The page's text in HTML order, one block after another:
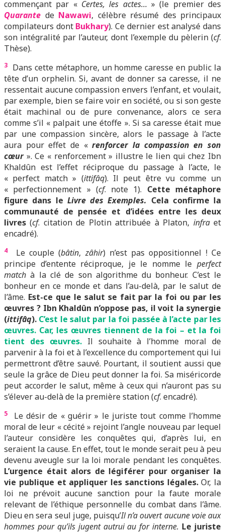
commençant par « Certes, les actes… » (le premier des
Quarante de Nawawi, célèbre résumé des principaux
compilateurs dont Bukhary). Ce dernier est analysé dans
son intégralité par l’auteur, dont l’exemple du pèlerin (cf.
Thèse).
3
Dans cette métaphore, un homme caresse en public la
tête d’un orphelin. Si, avant de donner sa caresse, il ne
ressentait aucune compassion envers l’enfant, et voulait,
par exemple, bien se faire voir en société, ou si son geste
était machinal ou de pure convenance, alors ce sera
comme s’il « palpait une étoffe ». Si sa caresse était mue
par une compassion sincère, alors le passage à l’acte
aura pour effet de «renforcer la compassion en son
cœur». Ce « renforcement » illustre le lien qui chez Ibn
Khaldûn est l’effet réciproque du passage à l’acte, le
« perfect match » (ittifâq). Il peut être vu comme un
« perfectionnement » (cf. note 1). Cette métaphore
figure dans le Livre des Exemples. Cela confirme la
communauté de pensée et d’idées entre les deux
livres (cf. citation de Plotin attribuée à Platon, infraet
encadré).
4 Le couple (bâtin,zâhir) n’est pas oppositionnel ! Ce
principe d’entente réciproque, je le nomme le perfect
match à la clé de son algorithme du bonheur. C’est le
bonheur en ce monde et dans l’au-delà, par le salut de
l’âme. Est-ce que le salut se fait par la foi ou par les
œuvres ? Ibn Khaldûn n’oppose pas, il voit la synergie
(ittifâq). C’est le salut par la foi passée à l’acte par les
œuvres. Car, les œuvres tiennent de la foi – et la foi
tient des œuvres.Il souhaite à l’homme moral de
parvenir à la foi et à l’excellence du comportement qui lui
permettront d’être sauvé. Pourtant, il soutient aussi que
seule la grâce de Dieu peut donner la foi. Sa miséricorde
peut accorder le salut, même à ceux qui n’auront pas su
s’élever au-delà de la première station (cf. encadré).
5
Le désir de « guérir » le juriste tout comme l’homme
moral de leur « cécité » rejoint l’angle nouveau par lequel
l’auteur considère les conquêtes qui, d’après lui, en
seraient la cause. En effet, tout le monde serait peu à peu
devenu aveugle sur la loi morale pendant les conquêtes.
L’urgence était alors de légiférer pour organiser la
vie publique et appliquer les sanctions légales.Or, la
loi ne prévoit aucune sanction pour la faute morale
relevant de l’éthique personnelle du combat dans l’âme.
Dieu en sera seul juge, puisqu’Il n’a ouvert aucune voie aux
hommes pour qu’ils jugent autrui au for interne. Le juriste